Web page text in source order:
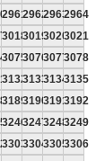
2961296229632964
3018301930203021
3075307630773078
3132313331343135
3189319031913192
3246324732483249
3303330433053306